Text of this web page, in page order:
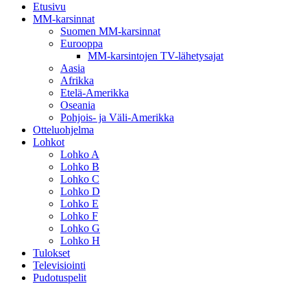
Etusivu
MM-karsinnat
Suomen MM-karsinnat
Eurooppa
MM-karsintojen TV-lähetysajat
Aasia
Afrikka
Etelä-Amerikka
Oseania
Pohjois- ja Väli-Amerikka
Otteluohjelma
Lohkot
Lohko A
Lohko B
Lohko C
Lohko D
Lohko E
Lohko F
Lohko G
Lohko H
Tulokset
Televisiointi
Pudotuspelit